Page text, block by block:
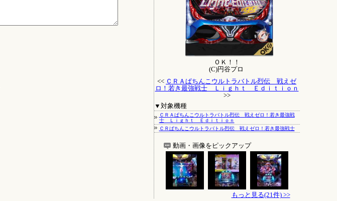
ＯＫ！！
(C)円谷プロ
<< ＣＲＡぱちんこウルトラバトル烈伝 戦えゼ
ロ！若き最強戦士 Ｌｉｇｈｔ Ｅｄｉｔｉｏｎ
>>
▼対象機種
ＣＲＡぱちんこウルトラバトル烈伝 戦えゼロ！若き最強戦
士 Ｌｉｇｈｔ Ｅｄｉｔｉｏｎ
ＣＲぱちんこウルトラバトル烈伝 戦えゼロ！若き最強戦士
動画・画像をピックアップ
もっと見る(21件) >>